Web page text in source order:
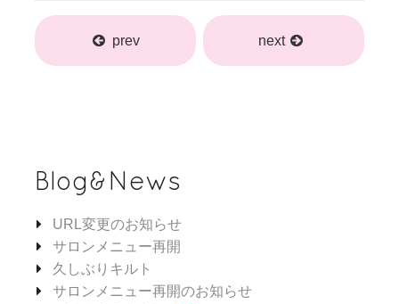
prev next
Blog&News
URL変更のお知らせ
サロンメニュー再開
久しぶりキルト
サロンメニュー再開のお知らせ